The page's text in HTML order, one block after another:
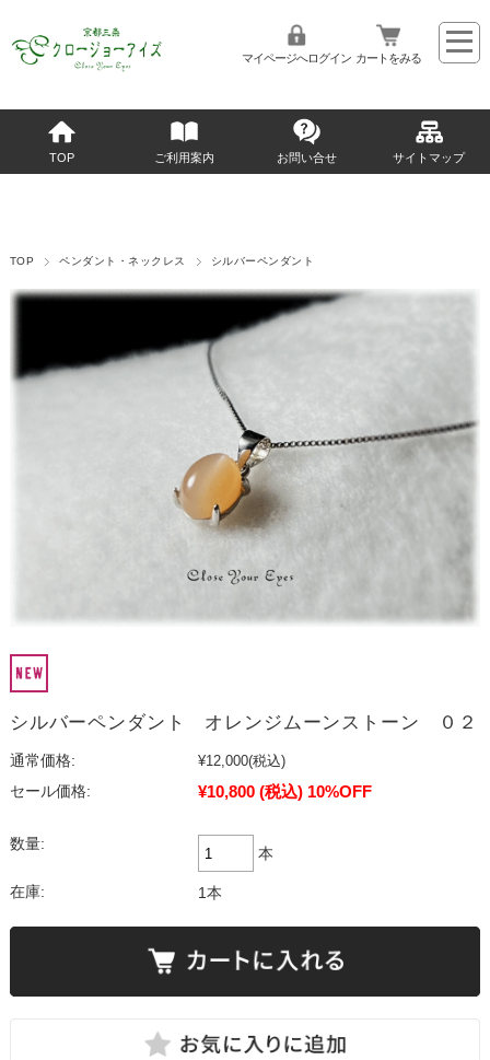
マイページへログイン カートをみる
TOP ご利用案内 お問い合せ サイトマップ
TOP ペンダント・ネックレス シルバーペンダント
シルバーペンダント オレンジムーンストーン ０２
通常価格: ¥12,000(税込)
セール価格:
¥10,800 (税込) 10%OFF
数量:
本
在庫: 1本